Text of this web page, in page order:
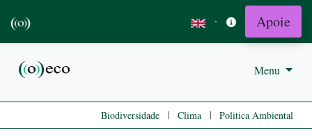
· Apoie
Menu
Biodiversidade | Clima | Politica Ambiental